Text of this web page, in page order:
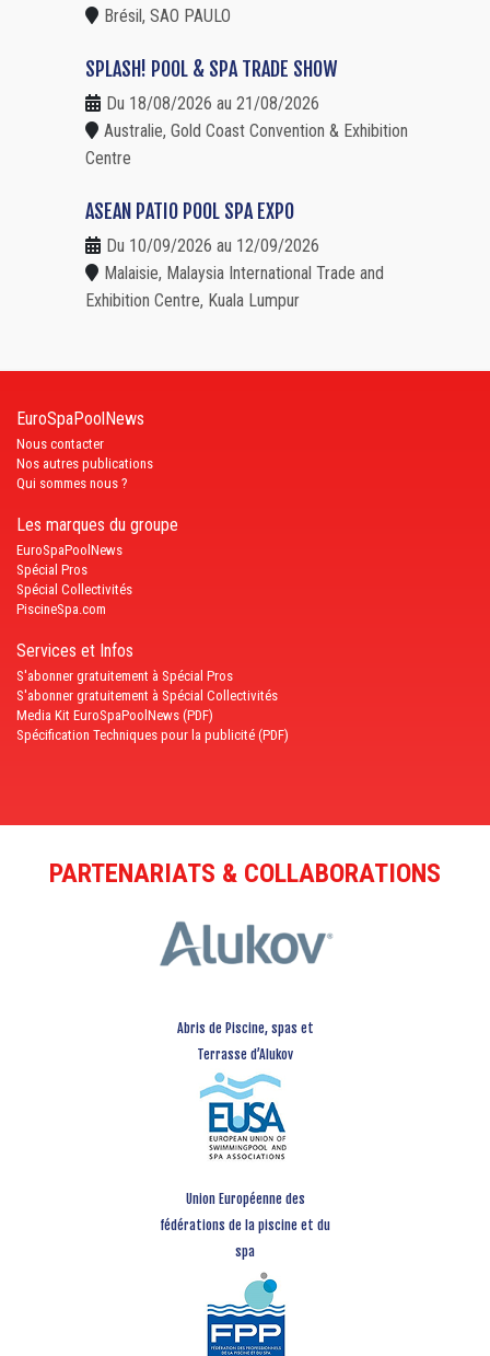
Brésil, SAO PAULO
SPLASH! POOL & SPA TRADE SHOW
Du 18/08/2026 au 21/08/2026
Australie, Gold Coast Convention & Exhibition
Centre
ASEAN PATIO POOL SPA EXPO
Du 10/09/2026 au 12/09/2026
Malaisie, Malaysia International Trade and
Exhibition Centre, Kuala Lumpur
EuroSpaPoolNews
Nous contacter
Nos autres publications
Qui sommes nous ?
Les marques du groupe
EuroSpaPoolNews
Spécial Pros
Spécial Collectivités
PiscineSpa.com
Services et Infos
S'abonner gratuitement à Spécial Pros
S'abonner gratuitement à Spécial Collectivités
Media Kit EuroSpaPoolNews (PDF)
Spécification Techniques pour la publicité (PDF)
PARTENARIATS & COLLABORATIONS
Abris de Piscine, spas et
Terrasse d’Alukov
Union Européenne des
fédérations de la piscine et du
spa